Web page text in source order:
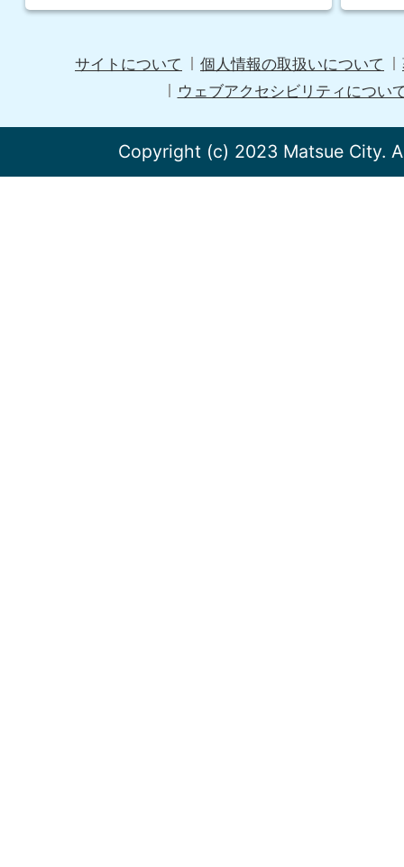
サイトについて 個人情報の取扱いについて
ウェブアクセシビリティについ
Copyright (c) 2023 Matsue City.